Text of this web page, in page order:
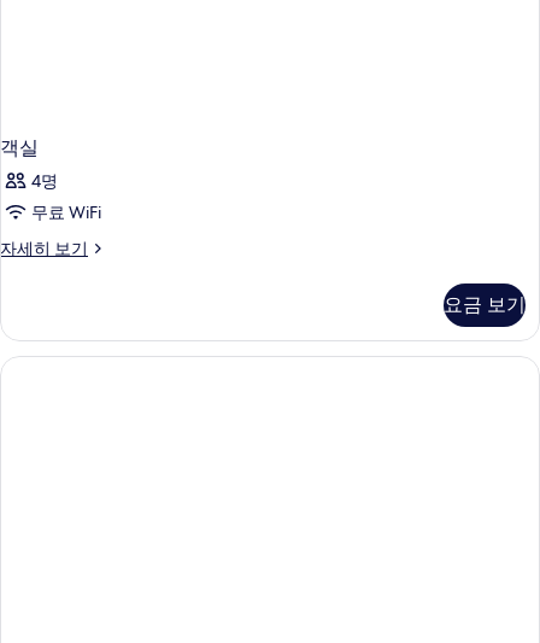
객실
4명
무료 WiFi
자세히 보기
객
히
보
기
요금 보기